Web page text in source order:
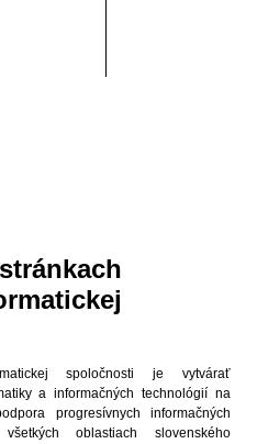
spoločnosti je vytvárať
a informačných technológií na
progresívnych informačných
oblastiach slovenského